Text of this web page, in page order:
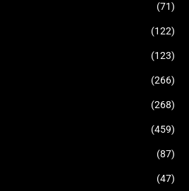
(71)
(122)
(123)
(266)
(268)
(459)
(87)
(47)